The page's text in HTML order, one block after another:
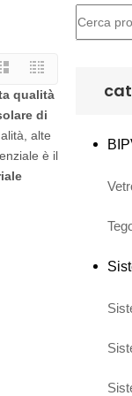
qualità
di
alte
è il